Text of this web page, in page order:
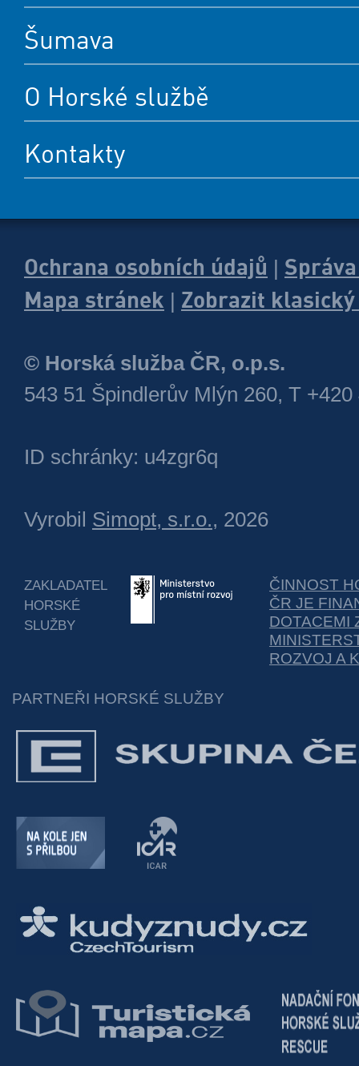
Šumava
O Horské službě
Kontakty
Ochrana osobních údajů
Mapa stránek
Zobrazit
© Horská služba ČR, o.p.s.
543 51 Špindlerův Mlýn 260, T +420
ID schránky: u4zgr6q
Vyrobil Simopt, s.r.o., 2026
ZAKLADATEL
HORSKÉ
SLUŽBY
ČINNOST
ČR JE
DOTACEMI
ROZVOJ A
PARTNEŘI HORSKÉ SLUŽBY